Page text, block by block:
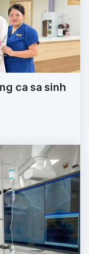
ca sa sinh